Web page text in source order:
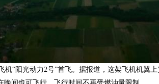
“阳光动力2号”首飞。据报道，这架飞机机翼